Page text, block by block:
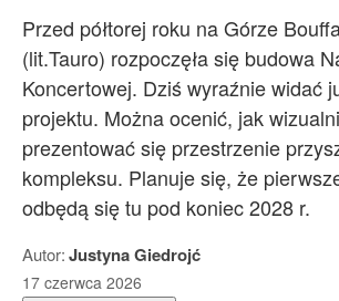
Przed półtorej roku na Górze
(lit.Tauro) rozpoczęła się budowa
Koncertowej. Dziś wyraźnie widać
projektu. Można ocenić, jak
prezentować się przestrzenie
kompleksu. Planuje się, że
odbędą się tu pod koniec 2028 r.
Autor:Justyna Giedrojć
17 czerwca 2026